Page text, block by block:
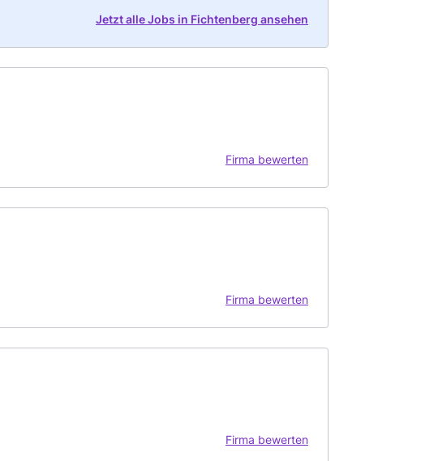
Jetzt alle Jobs in Fichtenberg ansehen
Firma bewerten
Firma bewerten
Firma bewerten